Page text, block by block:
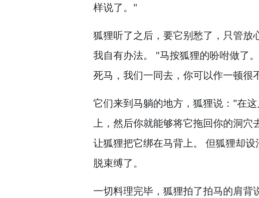
样说了。 "
狐狸听了之后， 要它别愁了， 只管放
我自有办法。
"马按狐狸的吩咐做了。
死马， 我们一同去， 你可以作一顿很
它们来到马躺的地方， 狐狸说："在这
上， 然后你就能够将它拖回你的洞穴
让狐狸把它绑在马背上。
但狐狸却设
脱束缚了。
一切料理完毕， 狐狸拍了拍马的肩背